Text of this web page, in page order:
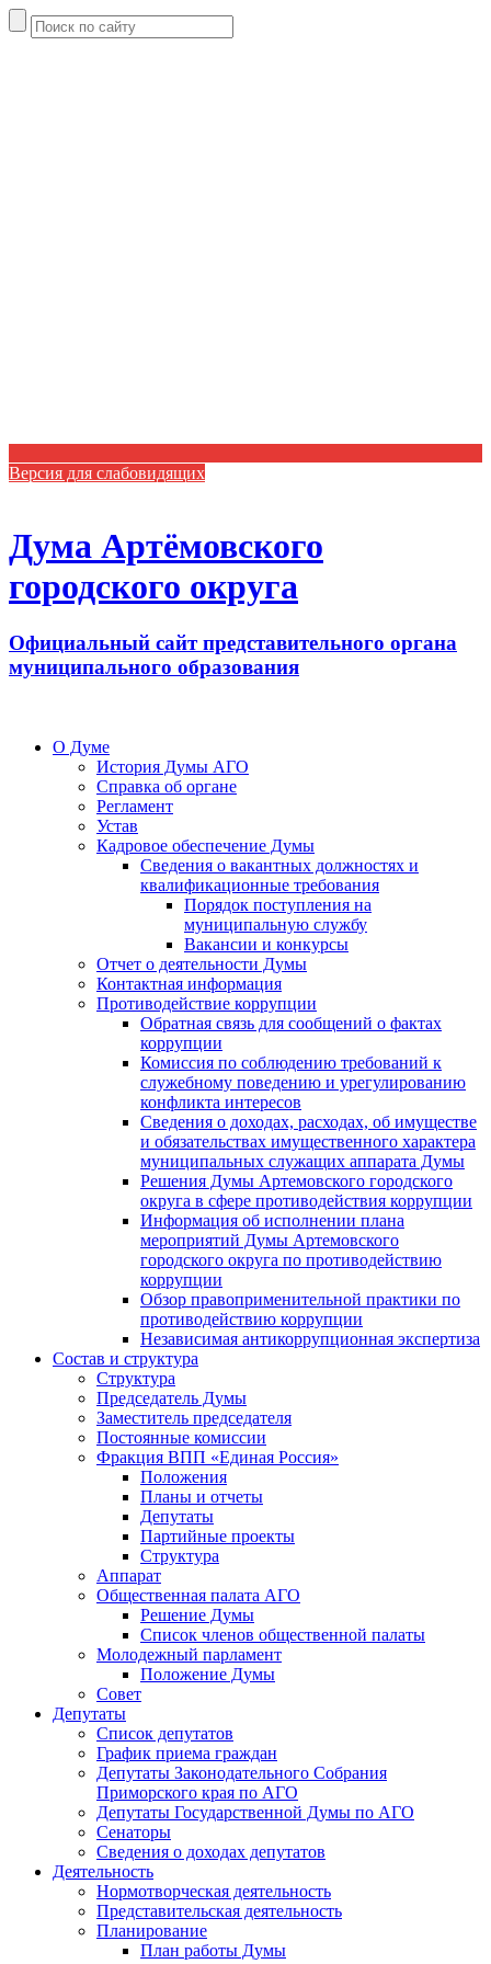
Версия для слабовидящих
Дума Артёмовского
городского округа
Официальный сайт представительного органа
муниципального образования
О Думе
История Думы АГО
Справка об органе
Регламент
Устав
Кадровое обеспечение Думы
Сведения о вакантных должностях и
квалификационные требования
Порядок поступления на
муниципальную службу
Вакансии и конкурсы
Отчет о деятельности Думы
Контактная информация
Противодействие коррупции
Обратная связь для сообщений о фактах
коррупции
Комиссия по соблюдению требований к
служебному поведению и урегулированию
конфликта интересов
Сведения о доходах, расходах, об имуществе
и обязательствах имущественного характера
муниципальных служащих аппарата Думы
Решения Думы Артемовского городского
округа в сфере противодействия коррупции
Информация об исполнении плана
мероприятий Думы Артемовского
городского округа по противодействию
коррупции
Обзор правоприменительной практики по
противодействию коррупции
Независимая антикоррупционная экспертиза
Состав и структура
Структура
Председатель Думы
Заместитель председателя
Постоянные комиссии
Фракция ВПП «Единая Россия»
Положения
Планы и отчеты
Депутаты
Партийные проекты
Структура
Аппарат
Общественная палата АГО
Решение Думы
Список членов общественной палаты
Молодежный парламент
Положение Думы
Совет
Депутаты
Список депутатов
График приема граждан
Депутаты Законодательного Собрания
Приморского края по АГО
Депутаты Государственной Думы по АГО
Сенаторы
Сведения о доходах депутатов
Деятельность
Нормотворческая деятельность
Представительская деятельность
Планирование
План работы Думы